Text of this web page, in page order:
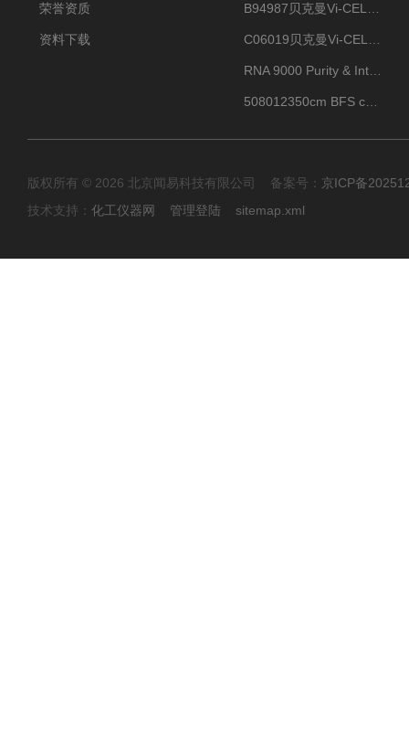
荣誉资质
资料下载
版权所有 © 2026 北京闻易科技有限公司 备案号： 京ICP备
技术支持： 化工仪器网 管理登陆 sitemap.xml